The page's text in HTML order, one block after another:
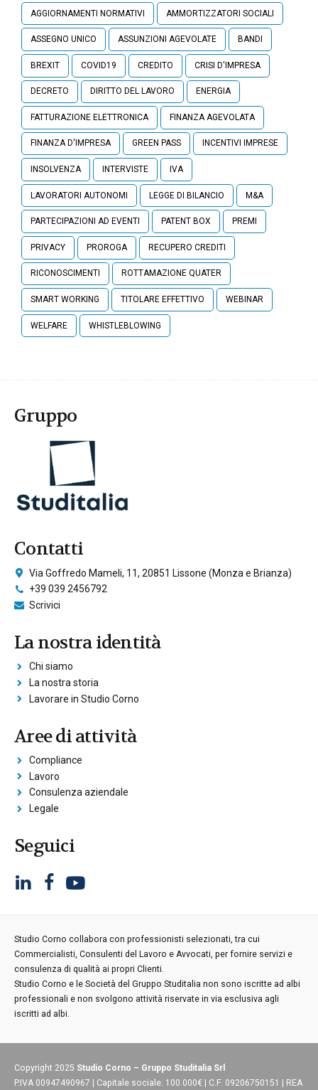
AGGIORNAMENTI NORMATIVI AMMORTIZZATORI SOCIALI
ASSEGNO UNICO ASSUNZIONI AGEVOLATE BANDI
BREXIT COVID19 CREDITO CRISI D'IMPRESA
DECRETO DIRITTO DEL LAVORO ENERGIA
FATTURAZIONE ELETTRONICA FINANZA AGEVOLATA
FINANZA D'IMPRESA GREEN PASS INCENTIVI IMPRESE
INSOLVENZA INTERVISTE IVA
LAVORATORI AUTONOMI LEGGE DI BILANCIO M&A
PARTECIPAZIONI AD EVENTI PATENT BOX PREMI
PRIVACY PROROGA RECUPERO CREDITI
RICONOSCIMENTI ROTTAMAZIONE QUATER
SMART WORKING TITOLARE EFFETTIVO WEBINAR
WELFARE WHISTLEBLOWING
Gruppo
Contatti
Via Goffredo Mameli, 11, 20851 Lissone (Monza e Brianza)
+39 039 2456792
Scrivici
La nostra identità
Chi siamo
La nostra storia
Lavorare in Studio Corno
Aree di attività
Compliance
Lavoro
Consulenza aziendale
Legale
Seguici
Studio Corno collabora con professionisti selezionati, tra cui
Commercialisti, Consulenti del Lavoro e Avvocati, per fornire servizi e
consulenza di qualità ai propri Clienti.
Studio Corno e le Società del Gruppo Studitalia non sono iscritte ad albi
professionali e non svolgono attività riservate in via esclusiva agli
iscritti ad albi.
Copyright 2025 Studio Corno – Gruppo Studitalia Srl
P.IVA 00947490967 | Capitale sociale: 100.000€ | C.F. 09206750151 | REA